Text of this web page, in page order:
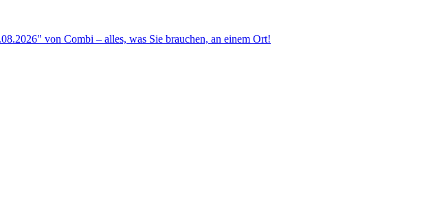
von Combi – alles, was Sie brauchen, an einem Ort!